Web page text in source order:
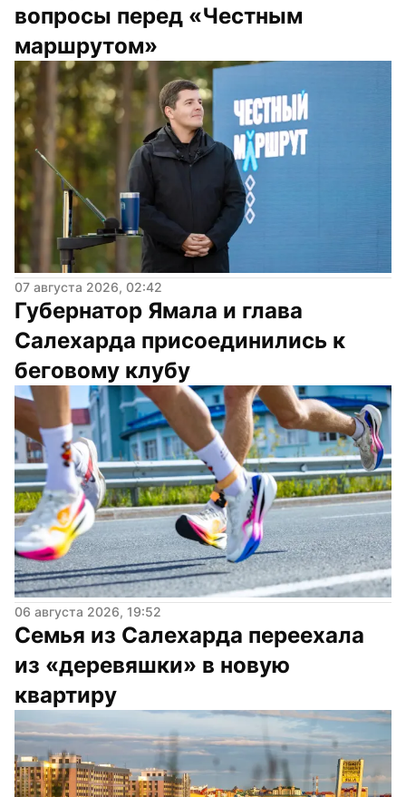
вопросы перед «Честным
маршрутом»
07 августа 2026, 02:42
Губернатор Ямала и глава
Салехарда присоединились к
беговому клубу
06 августа 2026, 19:52
Семья из Салехарда переехала
из «деревяшки» в новую
квартиру